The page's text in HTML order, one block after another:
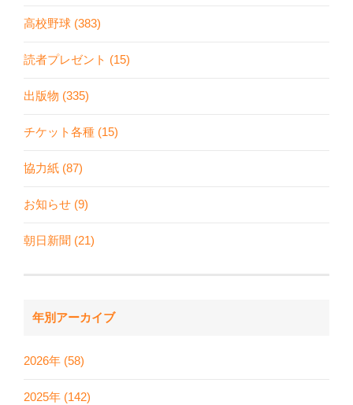
高校野球 (383)
読者プレゼント (15)
出版物 (335)
チケット各種 (15)
協力紙 (87)
お知らせ (9)
朝日新聞 (21)
年別アーカイブ
2026年 (58)
2025年 (142)